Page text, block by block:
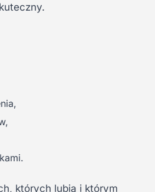
których lubią i którym